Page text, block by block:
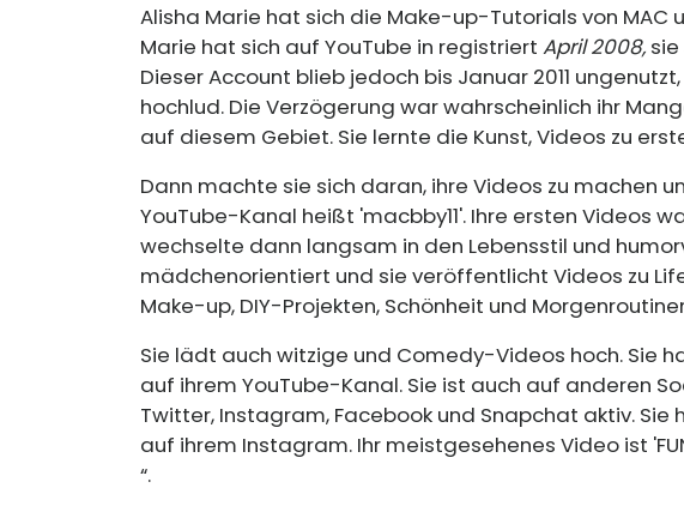
Alisha Marie hat sich die Make-up-Tutorials von MAC
Marie hat sich auf YouTube in registriert April 2008,
Dieser Account blieb jedoch bis Januar 2011
hochlud. Die Verzögerung war wahrscheinlich ihr
auf diesem Gebiet. Sie lernte die Kunst, Videos zu
Dann machte sie sich daran, ihre Videos zu machen
YouTube-Kanal heißt 'macbby11'. Ihre ersten Videos
wechselte dann langsam in den Lebensstil und
mädchenorientiert und sie veröffentlicht Videos zu
Make-up, DIY-Projekten, Schönheit und
Sie lädt auch witzige und Comedy-Videos hoch. Sie
auf ihrem YouTube-Kanal. Sie ist auch auf anderen
Twitter, Instagram, Facebook und Snapchat aktiv. Sie
auf ihrem Instagram. Ihr meistgesehenes Video ist
“.